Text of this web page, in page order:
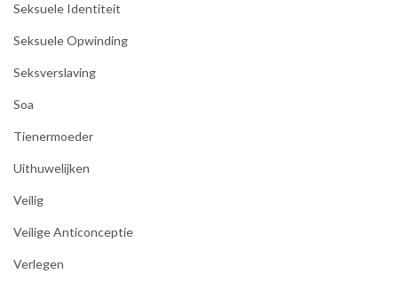
Seksuele Identiteit
Seksuele Opwinding
Seksverslaving
Soa
Tienermoeder
Uithuwelijken
Veilig
Veilige Anticonceptie
Verlegen